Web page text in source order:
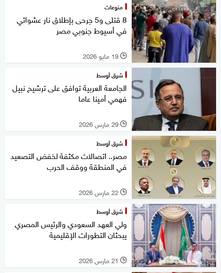
منوعات
8 قتلى و5 جرحى بإطلاق نار عشوائي
في أسيوط جنوبي مصر
l 19 مايو 2026
شرق أوسط
الجامعة العربية توافق على ترشيح نبيل
فهمي أمينا عاما
l 29 مارس 2026
شرق أوسط
مصر.. اتصالات مكثفة لخفض التصعيد
في المنطقة ووقف الحرب
l 22 مارس 2026
شرق أوسط
ولي العهد السعودي والرئيس المصري
يبحثان التطورات الإقليمية
l 21 مارس 2026